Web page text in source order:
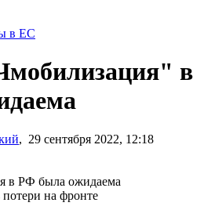
в ЕС
в
, 29 сентября 2022, 12:18
на фронте